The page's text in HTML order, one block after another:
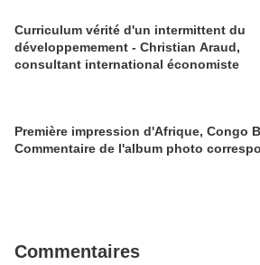
Curriculum vérité d'un intermittent du
développemement - Christian Araud,
consultant international économiste
Première impression d'Afrique, Congo
Commentaire de l'album photo
Commentaires